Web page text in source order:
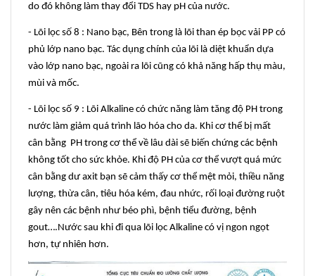
do đó không làm thay đổi TDS hay pH của nước.
- Lõi lọc số 8 : Nano bạc, Bên trong là lõi than ép bọc vải PP có
phủ lớp nano bạc. Tác dụng chính của lõi là diệt khuẩn dựa
vào lớp nano bạc, ngoài ra lõi cũng có khả năng hấp thụ màu,
mùi và mốc.
- Lõi lọc số 9 : Lõi Alkaline có chức năng làm tăng độ PH trong
nước làm giảm quá trình lão hóa cho da. Khi cơ thể bị mất
cân bằng PH trong cơ thể về lâu dài sẽ biến chứng các bệnh
không tốt cho sức khỏe. Khi độ PH của cơ thể vượt quá mức
cân bằng dư axit bạn sẽ cảm thấy cơ thể mệt mỏi, thiều năng
lượng, thừa cân, tiêu hóa kém, đau nhức, rối loại đường ruột
gây nên các bệnh như béo phì, bệnh tiểu đường, bệnh
gout….Nước sau khi đi qua lõi lọc Alkaline có vị ngon ngọt
hơn, tự nhiên hơn.